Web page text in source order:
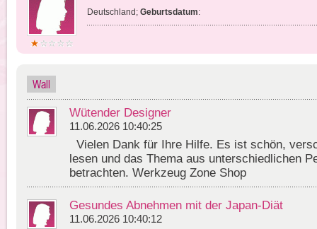
Deutschland; Geburtsdatum:
Wall
Wütender Designer
11.06.2026 10:40:25
Vielen Dank für Ihre Hilfe. Es ist schön,
lesen und das Thema aus unterschiedlichen
betrachten. Werkzeug Zone Shop
Gesundes Abnehmen mit der Japan-Diät
11.06.2026 10:40:12